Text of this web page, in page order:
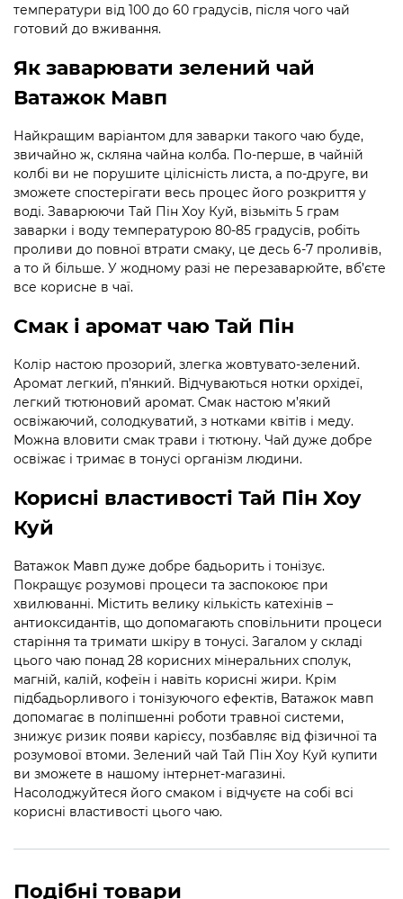
температури від 100 до 60 градусів, після чого чай
готовий до вживання.
Як заварювати зелений чай
Ватажок Мавп
Найкращим варіантом для заварки такого чаю буде,
звичайно ж, скляна чайна колба. По-перше, в чайній
колбі ви не порушите цілісність листа, а по-друге, ви
зможете спостерігати весь процес його розкриття у
воді. Заварюючи Тай Пін Хоу Куй, візьміть 5 грам
заварки і воду температурою 80-85 градусів, робіть
проливи до повної втрати смаку, це десь 6-7 проливів,
а то й більше. У жодному разі не перезаварюйте, вб’єте
все корисне в чаї.
Смак і аромат чаю Тай Пін
Колір настою прозорий, злегка жовтувато-зелений.
Аромат легкий, п’янкий. Відчуваються нотки орхідеї,
легкий тютюновий аромат. Смак настою м’який
освіжаючий, солодкуватий, з нотками квітів і меду.
Можна вловити смак трави і тютюну. Чай дуже добре
освіжає і тримає в тонусі організм людини.
Корисні властивості Тай Пін Хоу
Куй
Ватажок Мавп дуже добре бадьорить і тонізує.
Покращує розумові процеси та заспокоює при
хвилюванні. Містить велику кількість катехінів –
антиоксидантів, що допомагають сповільнити процеси
старіння та тримати шкіру в тонусі. Загалом у складі
цього чаю понад 28 корисних мінеральних сполук,
магній, калій, кофеїн і навіть корисні жири. Крім
підбадьорливого і тонізуючого ефектів, Ватажок мавп
допомагає в поліпшенні роботи травної системи,
знижує ризик появи карієсу, позбавляє від фізичної та
розумової втоми. Зелений чай Тай Пін Хоу Куй купити
ви зможете в нашому інтернет-магазині.
Насолоджуйтеся його смаком і відчуєте на собі всі
корисні властивості цього чаю.
Подібні товари